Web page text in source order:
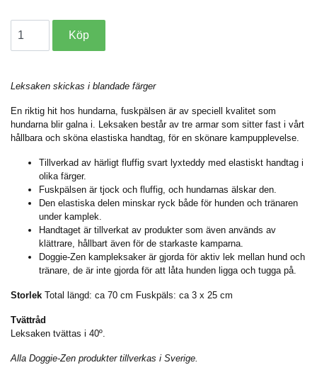
Leksaken skickas i blandade färger
En riktig hit hos hundarna, fuskpälsen är av speciell kvalitet som
hundarna blir galna i. Leksaken består av tre armar som sitter fast i vårt
hållbara och sköna elastiska handtag, för en skönare kampupplevelse.
Tillverkad av härligt fluffig svart lyxteddy med elastiskt handtag i
olika färger.
Fuskpälsen är tjock och fluffig, och hundarnas älskar den.
Den elastiska delen minskar ryck både för hunden och tränaren
under kamplek.
Handtaget är tillverkat av produkter som även används av
klättrare, hållbart även för de starkaste kamparna.
Doggie-Zen kampleksaker är gjorda för aktiv lek mellan hund och
tränare, de är inte gjorda för att låta hunden ligga och tugga på.
Storlek Total längd: ca 70 cm Fuskpäls: ca 3 x 25 cm
Tvättråd
Leksaken tvättas i 40º.
Alla Doggie-Zen produkter tillverkas i Sverige.